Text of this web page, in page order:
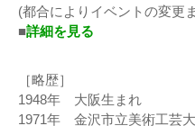
(都合によりイベントの変更
■詳細を見る
［略歴］
1948年 大阪生まれ
1971年 金沢市立美術工芸